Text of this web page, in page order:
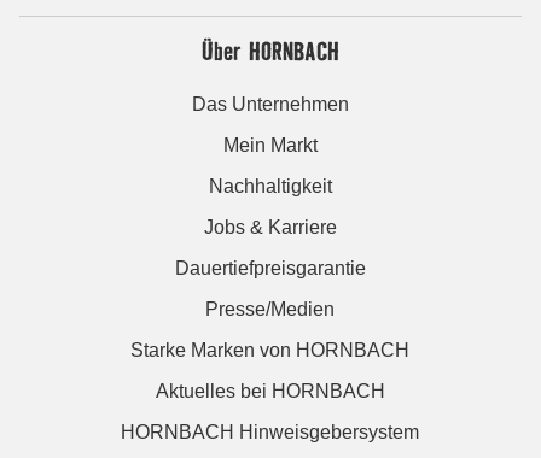
Über HORNBACH
Das Unternehmen
Mein Markt
Nachhaltigkeit
Jobs & Karriere
Dauertiefpreisgarantie
Presse/Medien
Starke Marken von HORNBACH
Aktuelles bei HORNBACH
HORNBACH Hinweisgebersystem